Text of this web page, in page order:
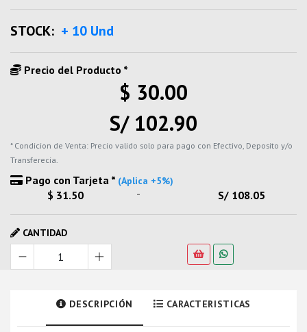
STOCK: + 10 Und
Precio del Producto *
$ 30.00
S/ 102.90
* Condicion de Venta: Precio valido solo para pago con Efectivo, Deposito y/o
Transferecia.
Pago con Tarjeta * (Aplica +5%)
$ 31.50 - S/ 108.05
CANTIDAD
DESCRIPCIÓN CARACTERISTICAS